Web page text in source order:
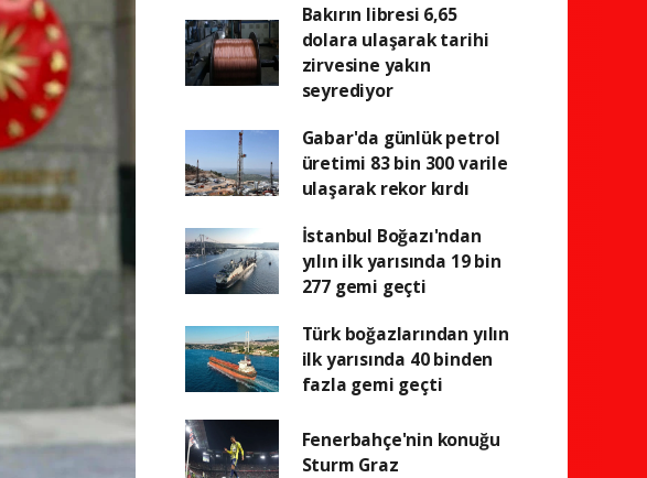
Bakırın libresi 6,65
dolara ulaşarak tarihi
zirvesine yakın
seyrediyor
Gabar'da günlük petrol
üretimi 83 bin 300 varile
ulaşarak rekor kırdı
İstanbul Boğazı'ndan
yılın ilk yarısında 19 bin
277 gemi geçti
Türk boğazlarından yılın
ilk yarısında 40 binden
fazla gemi geçti
Fenerbahçe'nin konuğu
Sturm Graz